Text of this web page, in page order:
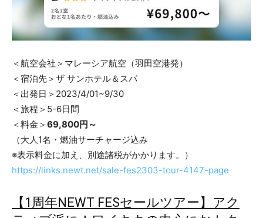
＜航空会社＞マレーシア航空（羽田空港発）
＜宿泊先＞ザ サンホテル＆スパ
＜出発日＞2023/4/01~9/30
＜旅程＞5-6日間
＜料金＞ 69,800円～
（大人1名・燃油サーチャージ込み
※表示料金に加え、別途諸税がかかります。）
https://links.newt.net/sale-fes2303-tour-4147-page
【1周年NEWT FESセールツアー】アク